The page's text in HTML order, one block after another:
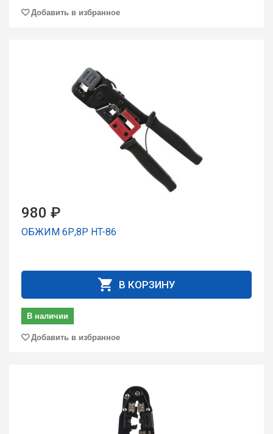
Добавить в избранное
980 ₽
ОБЖИМ 6Р,8Р HT-86
В КОРЗИНУ
В наличии
Добавить в избранное